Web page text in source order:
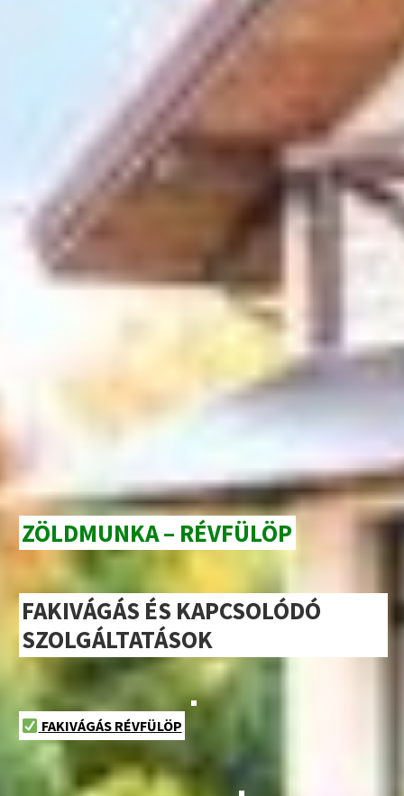
ZÖLDMUNKA – RÉVFÜLÖP
FAKIVÁGÁS ÉS KAPCSOLÓDÓ
SZOLGÁLTATÁSOK
FAKIVÁGÁS RÉVFÜLÖP